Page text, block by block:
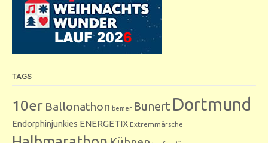
TAGS
10er Ballonathon bemer Bunert Dortmund
Endorphinjunkies ENERGETIX Extremmärsche